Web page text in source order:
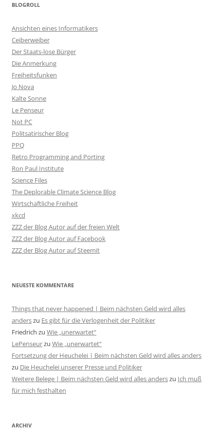
BLOGROLL
Ansichten eines Informatikers
Ceiberweiber
Der Staats-lose Bürger
Die Anmerkung
Freiheitsfunken
Jo Nova
Kalte Sonne
Le Penseur
Not PC
Politsatirischer Blog
PPQ
Retro Programming and Porting
Ron Paul Institute
Science Files
The Deplorable Climate Science Blog
Wirtschaftliche Freiheit
xkcd
ZZZ der Blog Autor auf der freien Welt
ZZZ der Blog Autor auf Facebook
ZZZ der Blog Autor auf Steemit
NEUESTE KOMMENTARE
Things that never happened | Beim nächsten Geld wird alles
anderszu Es gibt für die Verlogenheit der Politiker
Friedrich zu Wie „unerwartet“
LePenseurzu Wie „unerwartet“
Fortsetzung der Heuchelei | Beim nächsten Geld wird alles anders
zu Die Heuchelei unserer Presse und Politiker
Weitere Belege | Beim nächsten Geld wird alles anderszu Ich muß
für mich festhalten
ARCHIV